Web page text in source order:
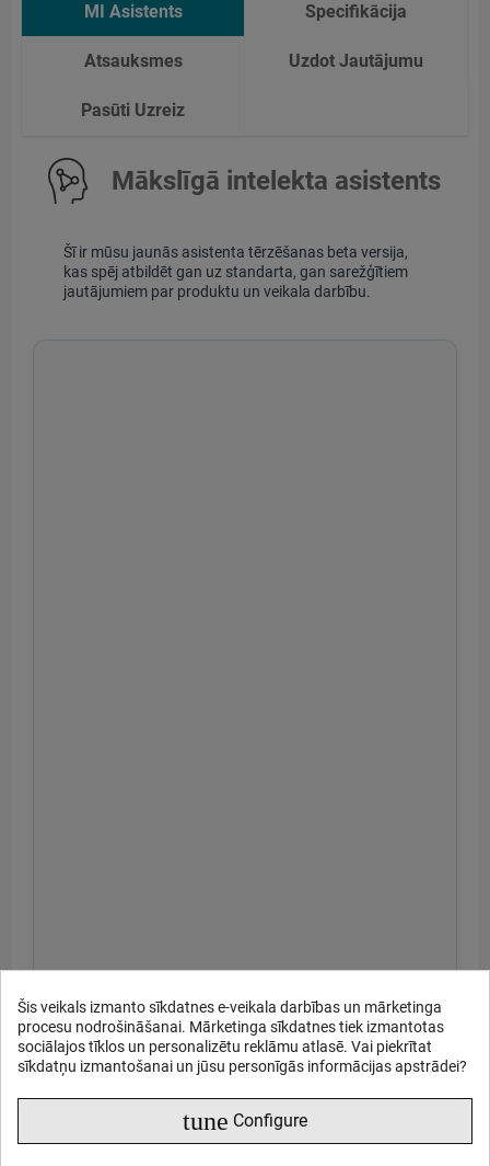
Šis veikals izmanto sīkdatnes e-veikala darbības un mārketinga
procesu nodrošināšanai. Mārketinga sīkdatnes tiek izmantotas
sociālajos tīklos un personalizētu reklāmu atlasē. Vai piekrītat
sīkdatņu izmantošanai un jūsu personīgās informācijas apstrādei?
tune Configure
MI Asistents Specifikācija
Atsauksmes Uzdot Jautājumu
Pasūti Uzreiz
Mākslīgā intelekta asistents
Šī ir mūsu jaunās asistenta tērzēšanas beta versija,
kas spēj atbildēt gan uz standarta, gan sarežģītiem
jautājumiem par produktu un veikala darbību.